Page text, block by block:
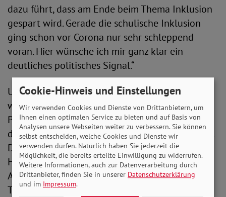
dazu führt, dass am Ende beim Thema Inklusion
gespart wird. Gerade die schulische Inklusion
ging schon vor Corona nur sehr schleppend
voran. Hier wünsche ich mir ganz klar ein
deutliches politisches Signal.“
Und auch beim Thema Teilhabe am Arbeitsleben
wünscht sich Freese mehr Entschlossenheit der
Politik. „Leider hat die Bundesregierung
diesbezüglich gerade eine große Chance vertan.
Dass die von Bundesarbeitsminister Hubertus
Heil angekündigte Erhöhung der
Ausgleichsabgabe nicht mit ins
Teilhabestärkungsgesetz aufgenommen wurde,
Cookie-Hinweis und Einstellungen
Wir verwenden Cookies und Dienste von Drittanbietern, um
Ihnen einen optimalen Service zu bieten und auf Basis von
Analysen unsere Webseiten weiter zu verbessern. Sie können
selbst entscheiden, welche Cookies und Dienste wir
verwenden dürfen. Natürlich haben Sie jederzeit die
Möglichkeit, die bereits erteilte Einwilligung zu widerrufen.
Weitere Informationen, auch zur Datenverarbeitung durch
Drittanbieter, finden Sie in unserer Datenschutzerklärung
und im Impressum.